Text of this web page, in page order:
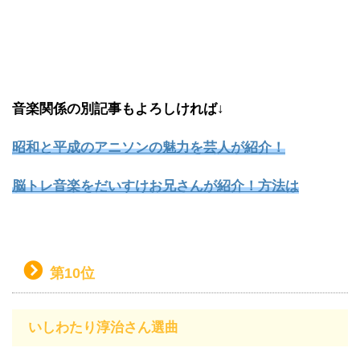
音楽関係の別記事もよろしければ↓
昭和と平成のアニソンの魅力を芸人が紹介！
脳トレ音楽をだいすけお兄さんが紹介！方法は
第10位
いしわたり淳治さん選曲